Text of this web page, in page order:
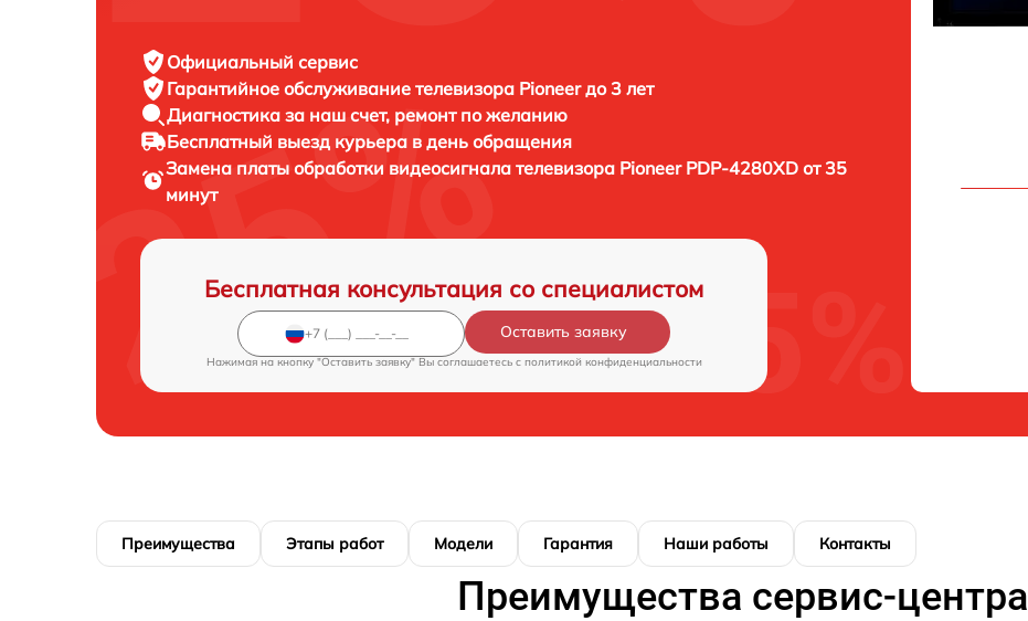
Официальный сервис
Гарантийное обслуживание телевизора Pioneer до 3 лет
Диагностика за наш счет, ремонт по желанию
Бесплатный выезд курьера в день обращения
Замена платы обработки видеосигнала телевизора Pioneer PDP-4280XD от 35
минут
Бесплатная консультация со специалистом
Оставить заявку
Нажимая на кнопку "Оставить заявку" Вы соглашаетесь c политикой конфиденциальности
Преимущества Этапы работ Модели Гарантия Наши работы Контакты
Преимущества сервис-центра